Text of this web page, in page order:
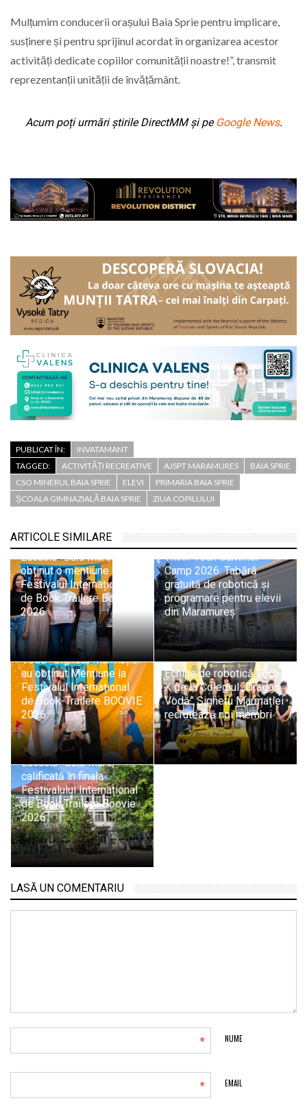
Mulțumim conducerii orașului Baia Sprie pentru implicare,
susținere și pentru sprijinul acordat în organizarea acestor
activități dedicate copiilor comunității noastre!”, transmit
reprezentanții unității de învățământ.
Acum poți urmări știrile DirectMM și pe Google News.
PUBLICAT ÎN:
INVATAMANT
TAGGED:
ACTIVITĂȚI RECREATIVE AJSPT MARAMURES
BAIA SPRIE
CSO MINERUL BAIA SPRIE
ELEVI
PRIMARIA BAIA SPRIE
ȘCOALA GIMNAZIALĂ BAIA SPRIE
ZIUA COPILULUI
ARTICOLE SIMILARE
Echipa Colegiului „Vasile
Lucaciu” Baia Mare a
obținut o mențiune la
Festivalul Internațional
de Book Trailere Boovie
2026
Think-Tech Summer
Camp 2026: Tabără
gratuită de robotică și
programare pentru elevii
din Maramureș
Elevii Colegiului „Dragoș
Vodă” Sighetu Marmației
au obținut Mențiune la
Festivalul Internațional
de Book-Trailere BOOVIE
2026
Echipa de robotică Tech-
X de la Colegiul „Dragoș
Vodă” Sighetu Marmației
recrutează noi membri
Echipa Isopixel a
Colegiului „Vasile
Lucaciu” Baia Mare,
calificată în finala
Festivalului Internațional
de Book Trailere Boovie
2026
LASĂ UN COMENTARIU
NUME
*
EMAIL
*